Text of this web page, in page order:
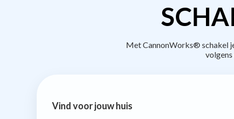
Met CannonWorks® schakel
Vind voor jouw huis